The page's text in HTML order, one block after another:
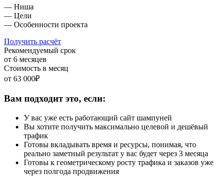
— Ниша
— Цели
— Особенности проекта
Получить расчёт
Рекомендуемый срок
от 6 месяцев
Стоимость в месяц
от 63 000₽
Вам подходит это, если:
У вас уже есть работающий сайт шампуней
Вы хотите получить максимально целевой и дешёвый
трафик
Готовы вкладывать время и ресурсы, понимая, что
реально заметный результат у вас будет через 3 месяца
Готовы к геометрическому росту трафика и заказов уже
через полгода продвижения